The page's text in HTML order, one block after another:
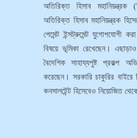
অতিরিক্ত হিসাব
অতিরিক্ত হিসাব মহানিয়ন্ত্রক
পেমেন্ট ইন্সট্রুমেন্ট
বিষয়ে ভূমিকা রেখেছেন।
বৈদেশিক সাহায্যপুষ্ট প্রকল্প
করেছেন। সরকারি চাকুরির বাইরে
কনসালটেন্ট হিসেবেও নিয়োজিত